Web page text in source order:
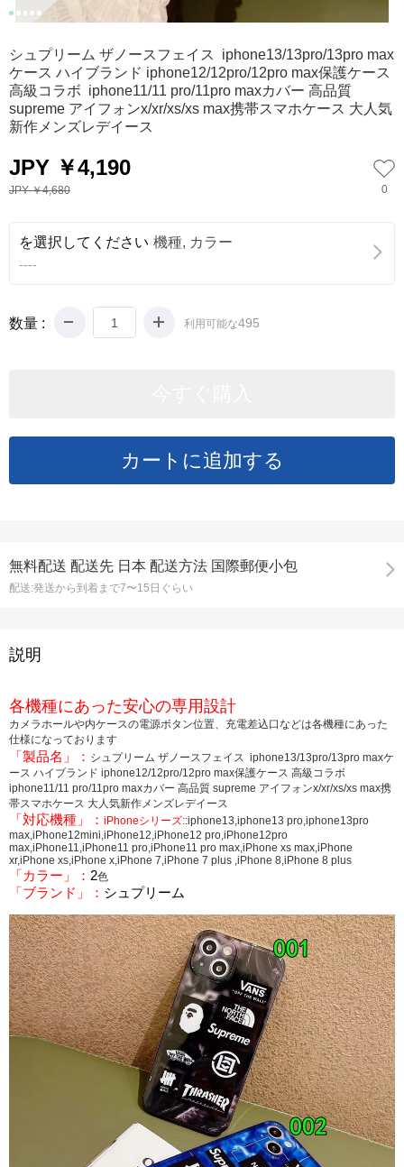
0
シュプリーム ザノースフェイス iphone13/13pro/13pro max
ケース ハイブランド iphone12/12pro/12pro max保護ケース
高級コラボ iphone11/11 pro/11pro maxカバー 高品質
supreme アイフォンx/xr/xs/xs max携帯スマホケース 大人気
新作メンズレデイース
JPY ￥4,190
JPY ￥4,680 0
を選択してください 機種, カラー
----
数量 : 利用可能な495
無料配送 配送先 日本 配送方法 国際郵便小包
配送:発送から到着まで7〜15日ぐらい
説明
各機種にあった安心の専用設計
カメラホールや内ケースの電源ボタン位置、充電差込口などは各機種にあった
仕様になっております
「製品名」： シュプリーム ザノースフェイス iphone13/13pro/13pro maxケ
ース ハイブランド iphone12/12pro/12pro max保護ケース 高級コラボ
iphone11/11 pro/11pro maxカバー 高品質 supreme アイフォンx/xr/xs/xs max携
帯スマホケース 大人気新作メンズレデイース
「対応機種」： iPhoneシリーズ::iphone13,iphone13 pro,iphone13pro
max,iPhone12mini,iPhone12,iPhone12 pro,iPhone12pro
max,iPhone11,iPhone11 pro,iPhone11 pro max,iPhone xs max,iPhone
xr,iPhone xs,iPhone x,iPhone 7,iPhone 7 plus ,iPhone 8,iPhone 8 plus
「カラー」： 2色
「ブランド」： シュプリーム